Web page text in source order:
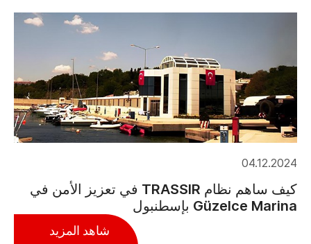
04.12.2024
كيف ساهم نظام TRASSIR في تعزيز الأمن في
Güzelce Marina بإسطنبول
شاهد المزيد